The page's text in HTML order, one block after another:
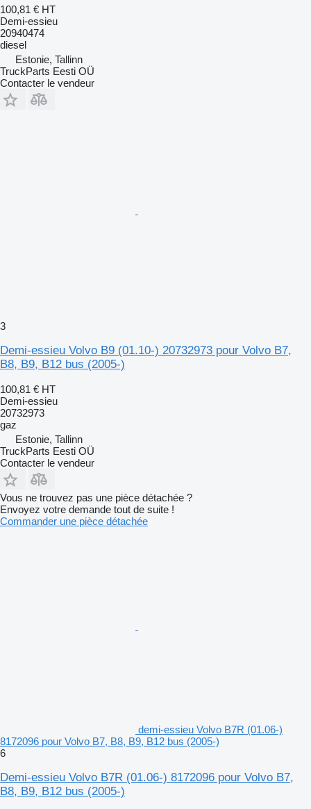
100,81 € HT
Demi-essieu
20940474
diesel
Estonie, Tallinn
TruckParts Eesti OÜ
Contacter le vendeur
3
Demi-essieu Volvo B9 (01.10-) 20732973 pour Volvo B7,
B8, B9, B12 bus (2005-)
100,81 € HT
Demi-essieu
20732973
gaz
Estonie, Tallinn
TruckParts Eesti OÜ
Contacter le vendeur
Vous ne trouvez pas une pièce détachée ?
Envoyez votre demande tout de suite !
Commander une pièce détachée
demi-essieu Volvo B7R (01.06-)
8172096 pour Volvo B7, B8, B9, B12 bus (2005-)
6
Demi-essieu Volvo B7R (01.06-) 8172096 pour Volvo B7,
B8, B9, B12 bus (2005-)